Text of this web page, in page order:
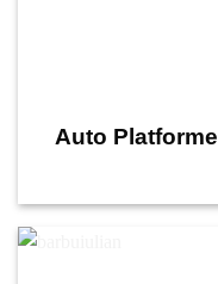
Auto Platforme